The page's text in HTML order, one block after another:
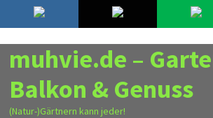
Zurück
zum
Inhalt
9. August 2026
muhvie.de –
Balkon & Genuss
(Natur-)Gärtnern kann jeder!